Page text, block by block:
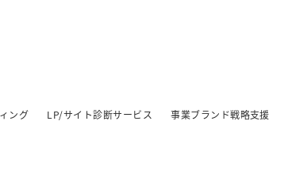
ング LP/サイト診断サービス 事業ブランド戦略支援